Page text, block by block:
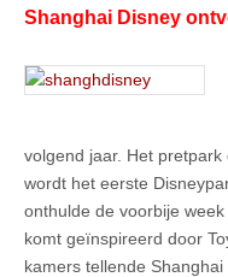
Shanghai Disney
volgend jaar. Het
wordt het eerste
onthulde de voorbije
komt geïnspireerd door
kamers tellende